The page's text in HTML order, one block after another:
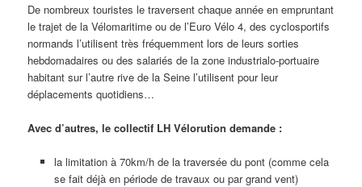
De nombreux touristes le traversent chaque année en empruntant
le trajet de la Vélomaritime ou de l’Euro Vélo 4, des cyclosportifs
normands l’utilisent très fréquemment lors de leurs sorties
hebdomadaires ou des salariés de la zone industrialo-portuaire
habitant sur l’autre rive de la Seine l’utilisent pour leur
déplacements quotidiens…
Avec d’autres, le collectif LH Vélorution demande :
la limitation à 70km/h de la traversée du pont (comme cela
se fait déjà en période de travaux ou par grand vent)